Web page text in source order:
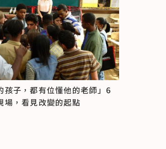
孩子，都有位懂他的老師」6
場，看見改變的起點